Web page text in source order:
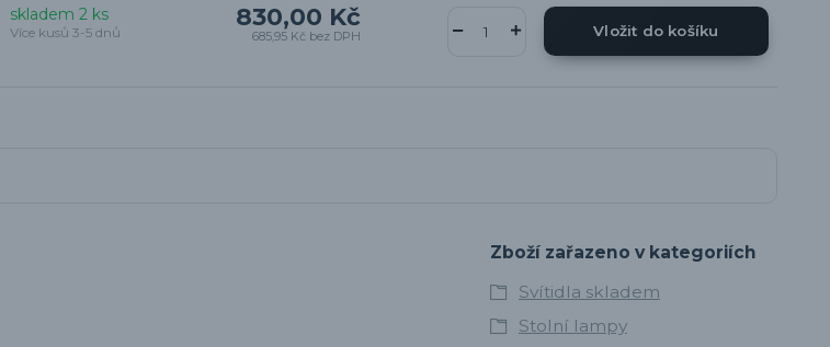
830,00 Kč
685,95 Kč bez DPH
skladem 2 ks
Více kusů 3-5 dnů Vložit do košíku
Zboží zařazeno v kategoriích
Svítidla skladem
Stolní lampy